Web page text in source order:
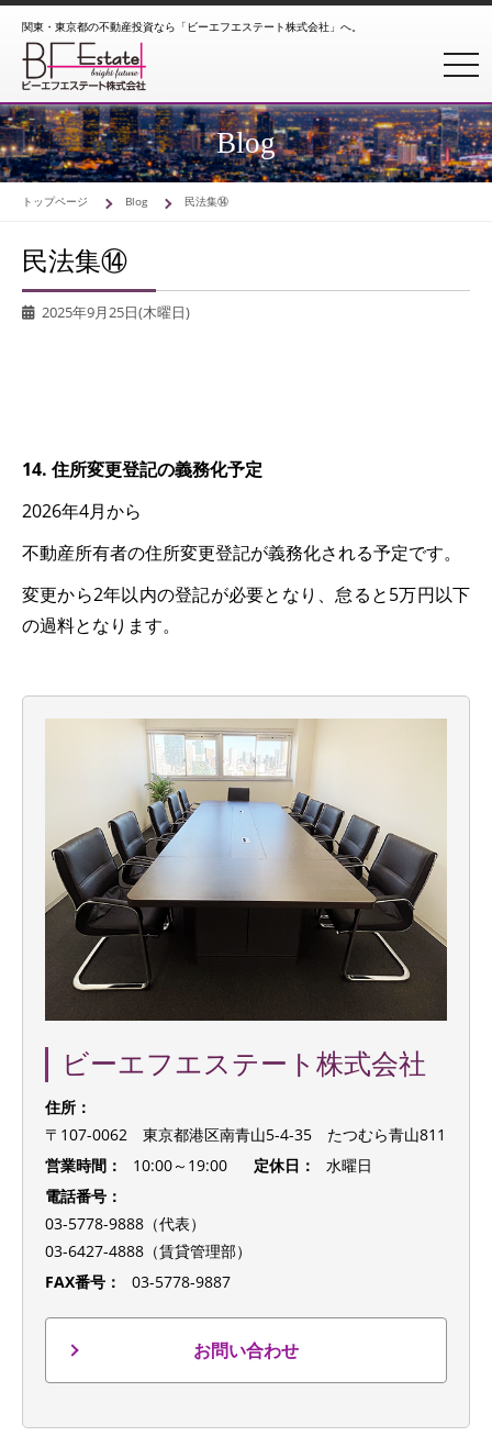
関東・東京都の不動産投資なら「ビーエフエステート株式会社」へ。
Blog
トップページ Blog 民法集⑭
民法集⑭
2025年9月25日(木曜日)
14. 住所変更登記の義務化予定
2026年4月から
不動産所有者の住所変更登記が義務化される予定です。
変更から2年以内の登記が必要となり、怠ると5万円以下
の過料となります。
ビーエフエステート株式会社
住所：
〒107-0062 東京都港区南青山5-4-35 たつむら青山811
営業時間：
10:00～19:00 定休日：
水曜日
電話番号：
03-5778-9888（代表）
03-6427-4888（賃貸管理部）
FAX番号：
03-5778-9887
お問い合わせ